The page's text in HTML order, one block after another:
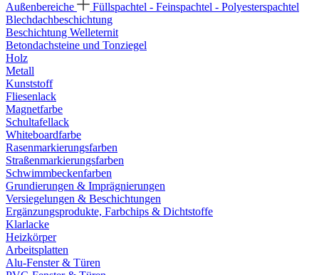
Außenbereiche
Füllspachtel - Feinspachtel - Polyesterspachtel
Blechdachbeschichtung
Beschichtung Welleternit
Betondachsteine und Tonziegel
Holz
Metall
Kunststoff
Fliesenlack
Magnetfarbe
Schultafellack
Whiteboardfarbe
Rasenmarkierungsfarben
Straßenmarkierungsfarben
Schwimmbeckenfarben
Grundierungen & Imprägnierungen
Versiegelungen & Beschichtungen
Ergänzungsprodukte, Farbchips & Dichtstoffe
Klarlacke
Heizkörper
Arbeitsplatten
Alu-Fenster & Türen